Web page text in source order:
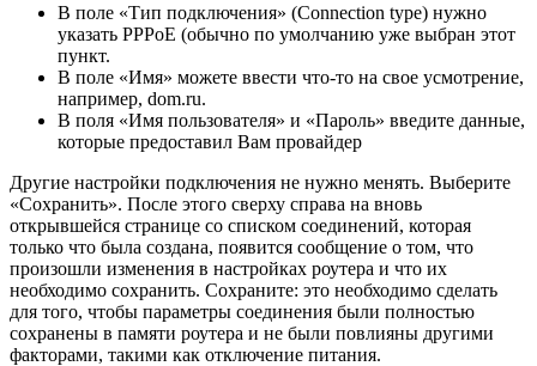
В поле «Тип подключения» (Connection type) нужно
указать PPPoE (обычно по умолчанию уже выбран этот
пункт.
В поле «Имя» можете ввести что-то на свое усмотрение,
например, dom.ru.
В поля «Имя пользователя» и «Пароль» введите данные,
которые предоставил Вам провайдер
Другие настройки подключения не нужно менять. Выберите
«Сохранить». После этого сверху справа на вновь
открывшейся странице со списком соединений, которая
только что была создана, появится сообщение о том, что
произошли изменения в настройках роутера и что их
необходимо сохранить. Сохраните: это необходимо сделать
для того, чтобы параметры соединения были полностью
сохранены в памяти роутера и не были повлияны другими
факторами, такими как отключение питания.